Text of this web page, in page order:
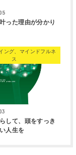
った理由が分かり
ング、マインドフルネ
ス
して、頭をすっき
人生を